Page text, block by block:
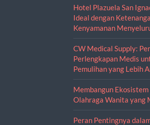
Hotel Plazuela San
Ideal dengan
Kenyamanan
CW Medical Supply:
Perlengkapan Medis
Pemulihan yang Lebih
Membangun
Olahraga Wanita yang
Peran Pentingnya